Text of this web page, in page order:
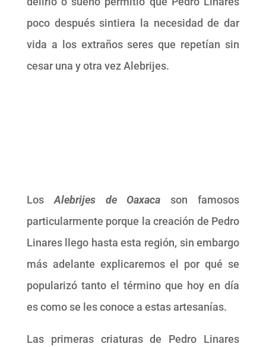
poco después sintiera la necesidad de dar
vida a los extraños seres que repetían sin
cesar una y otra vez Alebrijes.
Los Alebrijes de Oaxaca son famosos
particularmente porque la creación de Pedro
Linares llego hasta esta región, sin embargo
más adelante explicaremos el por qué se
popularizó tanto el término que hoy en día
es como se les conoce a estas artesanías.
Las primeras criaturas de Pedro Linares